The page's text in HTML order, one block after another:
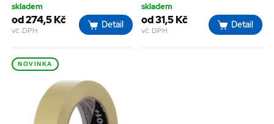
skladem
od 274,5 Kč
vč. DPH
Detail
skladem
od 31,5 Kč
vč. DPH
Detail
NOVINKA